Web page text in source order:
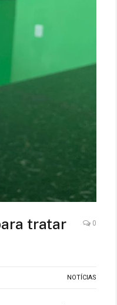
tratar
0
NOTÍCIAS